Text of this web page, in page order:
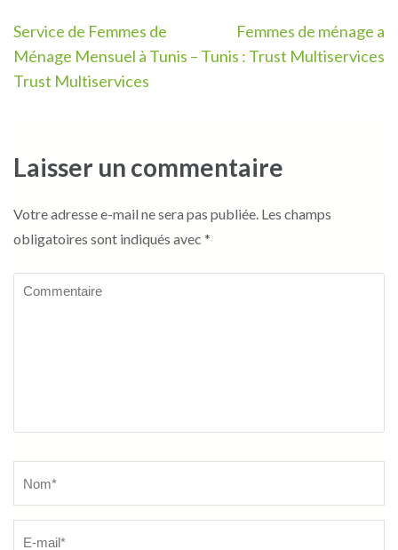
Navigation
de
l’article
Service de Femmes de
Ménage Mensuel à Tunis –
Trust Multiservices
Femmes de ménage a
Tunis : Trust Multiservices
Laisser un commentaire
Votre adresse e-mail ne sera pas publiée. Les champs
obligatoires sont indiqués avec *
Commentaire